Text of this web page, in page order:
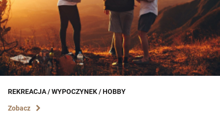
REKREACJA / WYPOCZYNEK / HOBBY
Zobacz